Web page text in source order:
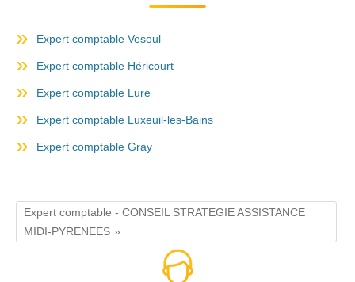
Expert comptable Vesoul
Expert comptable Héricourt
Expert comptable Lure
Expert comptable Luxeuil-les-Bains
Expert comptable Gray
Expert comptable - CONSEIL STRATEGIE ASSISTANCE
MIDI-PYRENEES